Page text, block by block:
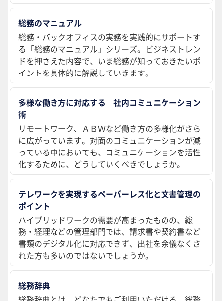
総務のマニュアル
総務・バックオフィスの実務を実践的にサポートす
る「総務のマニュアル」シリーズ。ビジネストレン
ドを押さえた内容で、いま総務が知っておきたいポ
イントを具体的に解説していきます。
多様な働き方に対応する 社内コミュニケーション
術
リモートワーク、ＡＢＷなど働き方の多様化がさら
に広がっています。対面のコミュニケーションが減
っている中においても、コミュニケーションを活性
化するために、どうしていくべきでしょうか。
テレワークを実現するペーパーレス化と文書管理の
ポイント
ハイブリッドワークの需要が高まったものの、総
務・経理などの管理部門では、請求書や契約書など
書類のデジタル化に対応できず、出社を余儀なくさ
れた方も多いのではないでしょうか。
総務辞典